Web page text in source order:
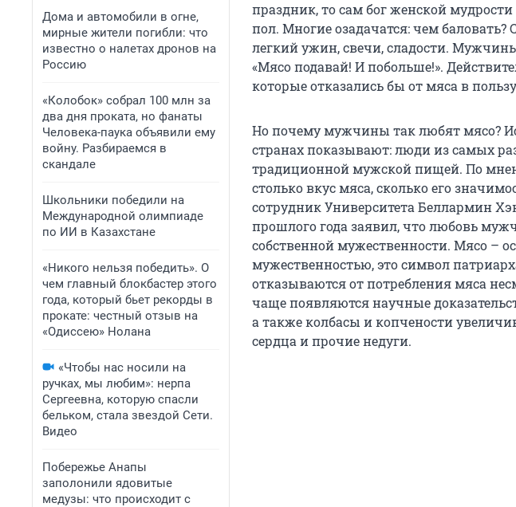
Дома и автомобили в огне,
мирные жители погибли: что
известно о налетах дронов на
Россию
«Колобок» собрал 100 млн за
два дня проката, но фанаты
Человека-паука объявили ему
войну. Разбираемся в
скандале
Школьники победили на
Международной олимпиаде
по ИИ в Казахстане
«Никого нельзя победить». О
чем главный блокбастер этого
года, который бьет рекорды в
прокате: честный отзыв на
«Одиссею» Нолана
«Чтобы нас носили на
ручках, мы любим»: нерпа
Сергеевна, которую спасли
бельком, стала звездой Сети.
Видео
Побережье Анапы
заполонили ядовитые
медузы: что происходит с
праздник, то сам бог женской
пол. Многие озадачатся: чем
легкий ужин, свечи, сладости.
«Мясо подавай! И побольше!».
которые отказались бы от мяса в
Но почему мужчины так любят мясо?
странах показывают: люди из самых
традиционной мужской пищей. По
столько вкус мяса, сколько его
сотрудник Университета Беллармин
прошлого года заявил, что любовь
собственной мужественности. Мясо –
мужественностью, это символ
отказываются от потребления мяса
чаще появляются научные
а также колбасы и копчености
сердца и прочие недуги.